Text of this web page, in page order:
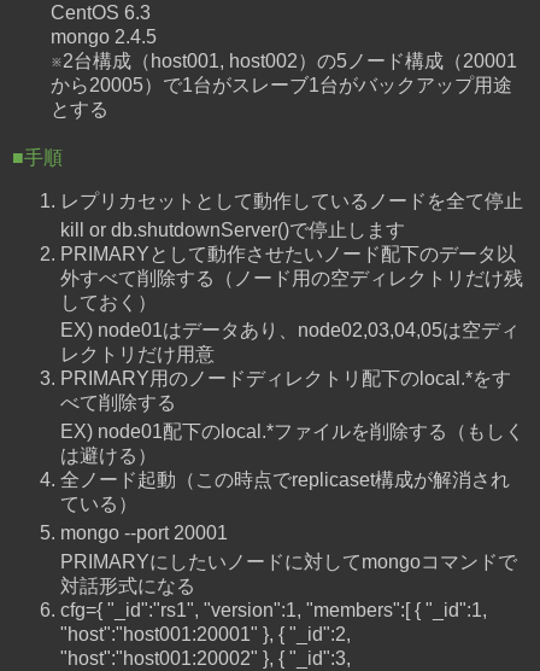
CentOS 6.3
mongo 2.4.5
※2台構成（host001, host002）の5ノード構成（20001
から20005）で1台がスレーブ1台がバックアップ用途
とする
■手順
レプリカセットとして動作しているノードを全て停止
kill or db.shutdownServer()で停止します
PRIMARYとして動作させたいノード配下のデータ以
外すべて削除する（ノード用の空ディレクトリだけ残
しておく）
EX) node01はデータあり、node02,03,04,05は空ディ
レクトリだけ用意
PRIMARY用のノードディレクトリ配下のlocal.*をす
べて削除する
EX) node01配下のlocal.*ファイルを削除する（もしく
は避ける）
全ノード起動（この時点でreplicaset構成が解消され
ている）
mongo --port 20001
PRIMARYにしたいノードに対してmongoコマンドで
対話形式になる
cfg={ "_id":"rs1", "version":1, "members":[ { "_id":1,
"host":"host001:20001" }, { "_id":2,
"host":"host001:20002" }, { "_id":3,